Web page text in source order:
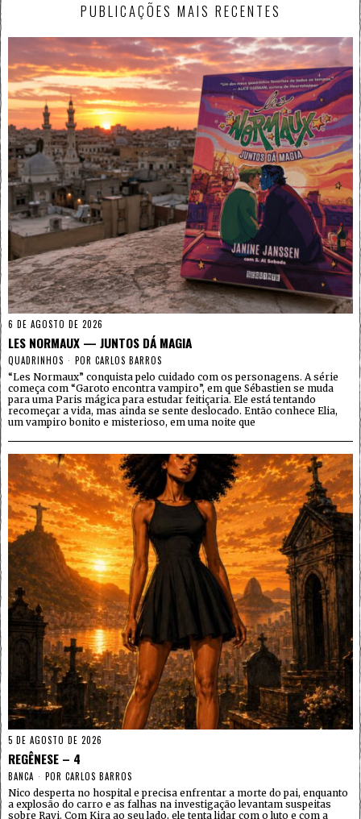
PUBLICAÇÕES MAIS RECENTES
6 DE AGOSTO DE 2026
LES NORMAUX — JUNTOS DÁ MAGIA
QUADRINHOS POR CARLOS BARROS
“Les Normaux” conquista pelo cuidado com os personagens. A série
começa com “Garoto encontra vampiro”, em que Sébastien se muda
para uma Paris mágica para estudar feitiçaria. Ele está tentando
recomeçar a vida, mas ainda se sente deslocado. Então conhece Elia,
um vampiro bonito e misterioso, em uma noite que
5 DE AGOSTO DE 2026
REGÊNESE – 4
BANCA POR CARLOS BARROS
Nico desperta no hospital e precisa enfrentar a morte do pai, enquanto
a explosão do carro e as falhas na investigação levantam suspeitas
sobre Ravi. Com Kira ao seu lado, ele tenta lidar com o luto e com a